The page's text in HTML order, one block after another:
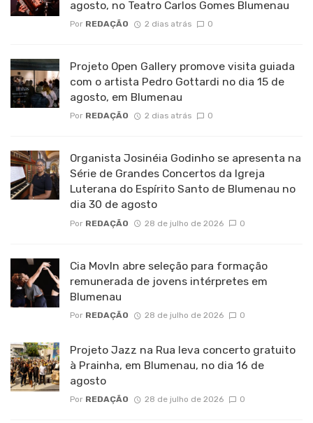
agosto, no Teatro Carlos Gomes Blumenau
Por REDAÇÃO 2 dias atrás 0
Projeto Open Gallery promove visita guiada
com o artista Pedro Gottardi no dia 15 de
agosto, em Blumenau
Por REDAÇÃO 2 dias atrás 0
Organista Josinéia Godinho se apresenta na
Série de Grandes Concertos da Igreja
Luterana do Espírito Santo de Blumenau no
dia 30 de agosto
Por REDAÇÃO 28 de julho de 2026 0
Cia MovIn abre seleção para formação
remunerada de jovens intérpretes em
Blumenau
Por REDAÇÃO 28 de julho de 2026 0
Projeto Jazz na Rua leva concerto gratuito
à Prainha, em Blumenau, no dia 16 de
agosto
Por REDAÇÃO 28 de julho de 2026 0